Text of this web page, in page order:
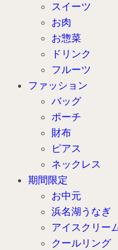
スイーツ
お肉
お惣菜
ドリンク
フルーツ
ファッション
バッグ
ポーチ
財布
ピアス
ネックレス
期間限定
お中元
浜名湖うなぎ
アイスクリー
クールリング